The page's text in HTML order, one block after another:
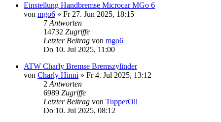
Einstellung Handbremse Microcar MGo 6
von mgo6 » Fr 27. Jun 2025, 18:15
7Antworten
14732 Zugriffe
Letzter Beitrag von mgo6
Do 10. Jul 2025, 11:00
ATW Charly Bremse Bremszylinder
von Charly Hinni » Fr 4. Jul 2025, 13:12
2Antworten
6989 Zugriffe
Letzter Beitrag von TupperOli
Do 10. Jul 2025, 08:12